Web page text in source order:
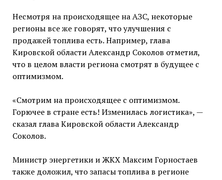
Несмотря на происходящее на АЗС, некоторые
регионы все же говорят, что улучшения с
продажей топлива есть. Например, глава
Кировской области Александр Соколов отметил,
что в целом власти региона смотрят в будущее с
оптимизмом.
«Смотрим на происходящее с оптимизмом.
Горючее в стране есть! Изменилась логистика», —
сказал глава Кировской области Александр
Соколов.
Министр энергетики и ЖКХ Максим Горностаев
также доложил, что запасы топлива в регионе